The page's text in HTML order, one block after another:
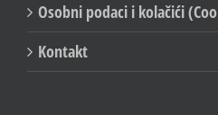
Osobni podaci i kolačići
Kontakt